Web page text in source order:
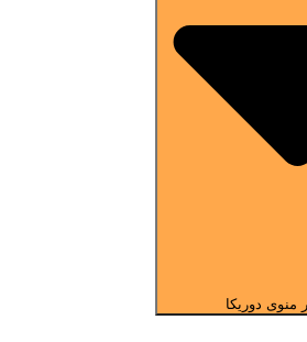
منوی دوریکا